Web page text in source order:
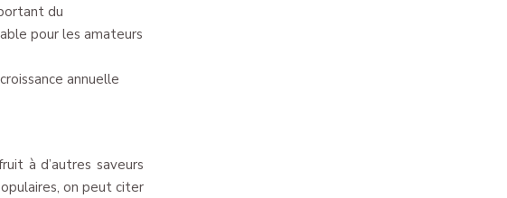
du
pour les amateurs
annuelle
à d’autres saveurs
on peut citer